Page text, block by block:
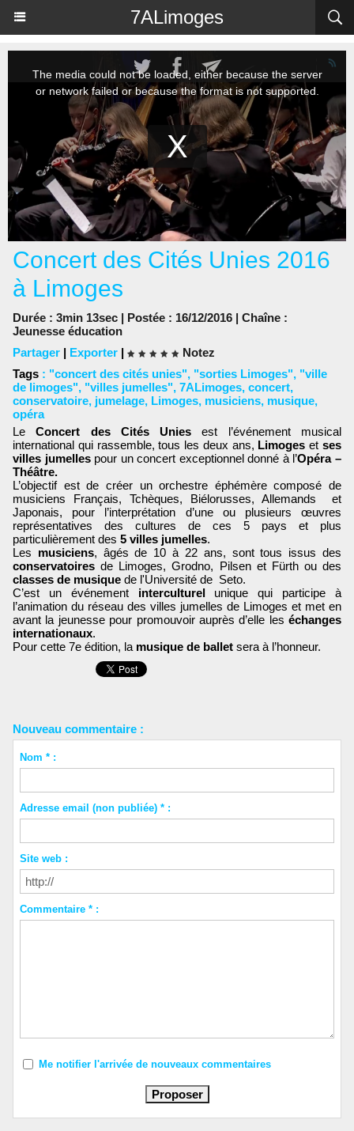
7ALimoges
Concert des Cités Unies 2016
à Limoges
Durée : 3min 13sec | Postée : 16/12/2016 | Chaîne :
Jeunesse éducation
Partager | Exporter |
Notez
Tags : "concert des cités unies", "sorties Limoges", "ville
de limoges", "villes jumelles", 7ALimoges, concert,
conservatoire, jumelage, Limoges, musiciens, musique,
opéra
LeConcert des Cités Uniesest l’événement musical
international qui rassemble, tous les deux ans, Limoges etses
villes jumellespour un concert exceptionnel donné à l’Opéra –
Théâtre.
L’objectif est de créer un orchestre éphémère composé de
musiciens Français, Tchèques, Biélorusses, Allemands et
Japonais, pour l’interprétation d’une ou plusieurs œuvres
représentatives des cultures de ces 5 pays et plus
particulièrement des 5 villes jumelles.
Les musiciens, âgés de 10 à 22 ans, sont tous issus des
conservatoires de Limoges, Grodno, Pilsen et Fürth ou des
classes de musique de l'Université de Seto.
C’est un événement interculturelunique qui participe à
l’animation du réseau des villes jumelles de Limoges et met en
avant la jeunesse pour promouvoir auprès d’elle les échanges
internationaux.
Pour cette 7e édition, la musique de ballet sera à l’honneur.
Nouveau commentaire :
Nom * :
Adresse email (non publiée) * :
Site web :
Commentaire * :
Me notifier l'arrivée de nouveaux commentaires